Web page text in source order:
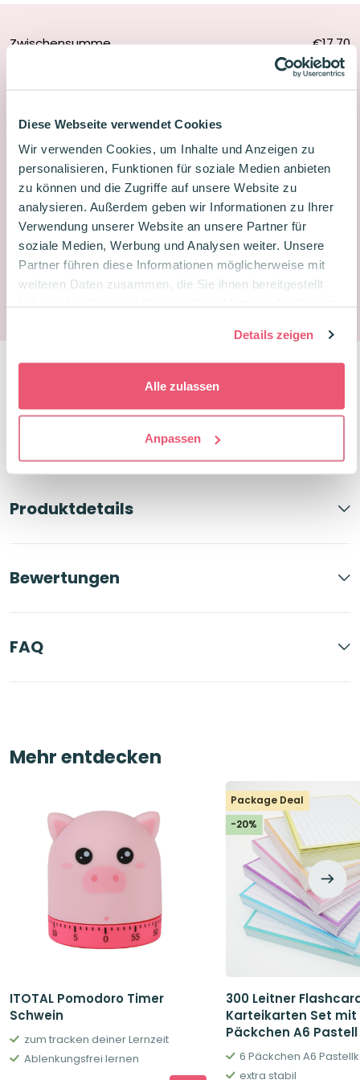
Diese Webseite verwendet Cookies
Wir verwenden Cookies, um Inhalte und Anzeigen zu
personalisieren, Funktionen für soziale Medien anbieten
zu können und die Zugriffe auf unsere Website zu
analysieren. Außerdem geben wir Informationen zu Ihrer
Verwendung unserer Website an unsere Partner für
soziale Medien, Werbung und Analysen weiter. Unsere
Partner führen diese Informationen möglicherweise mit
weiteren Daten zusammen, die Sie ihnen bereitgestellt
Details zeigen
Alle zulassen
Anpassen
Zwischensumme €17,70
Gesamtsumme
300
Leitner
Flashcards
Karteikarten
A7
Menge
Jetzt bestellt, heute versandt
Lieferung 2-5 Tage
Kostenloser Versand ab 25€
Produktdetails
Bewertungen
FAQ
Mehr entdecken
ITOTAL Pomodoro Timer
Schwein
zum tracken deiner Lernzeit
Ablenkungsfrei lernen
Package Deal
-20%
300 Leitner
Karteikarten Set mit
Päckchen A6 Pastell
6 Päckchen A6
extra stabil